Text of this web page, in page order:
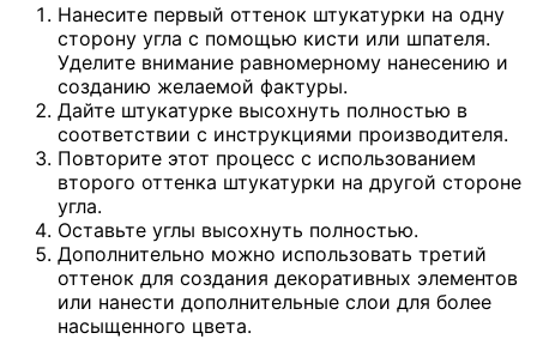
Нанесите первый оттенок штукатурки на одну
сторону угла с помощью кисти или шпателя.
Уделите внимание равномерному нанесению и
созданию желаемой фактуры.
Дайте штукатурке высохнуть полностью в
соответствии с инструкциями производителя.
Повторите этот процесс с использованием
второго оттенка штукатурки на другой стороне
угла.
Оставьте углы высохнуть полностью.
Дополнительно можно использовать третий
оттенок для создания декоративных элементов
или нанести дополнительные слои для более
насыщенного цвета.